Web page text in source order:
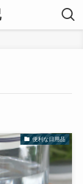
便利な日用品